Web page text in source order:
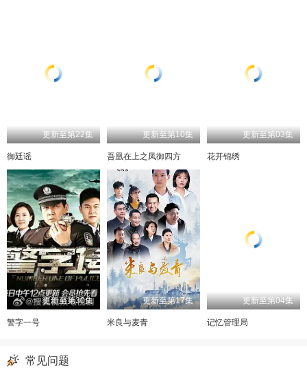
更新至第22集
御廷谣
更新至第10集
吾凰在上之凤御四方
更新至第03集
花开锦绣
更新至第30集
警字一号
更新至第17集
米良与麦青
更新至第04集
记忆管理局
常见问题